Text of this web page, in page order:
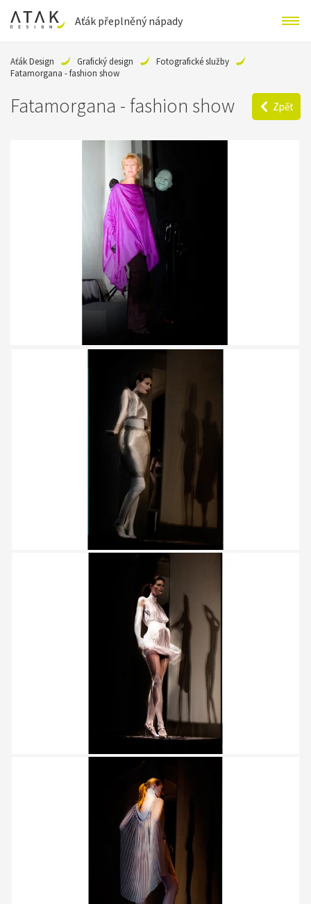
Aťák přeplněný nápady
Aťák Design Grafický design
Fotografické služby
Fatamorgana - fashion show
Fatamorgana - fashion show Zpět